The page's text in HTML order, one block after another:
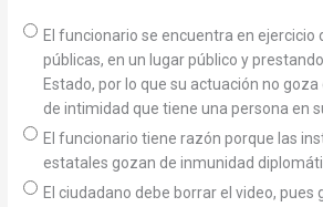
El funcionario se encuentra en ejercicio
públicas, en un lugar público y
Estado, por lo que su actuación no
de intimidad que tiene una persona en
El funcionario tiene razón porque las
estatales gozan de inmunidad
El ciudadano debe borrar el video, pues